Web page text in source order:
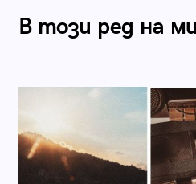
В този ред на